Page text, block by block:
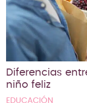
Diferencias
niño feliz
EDUCACIÓN